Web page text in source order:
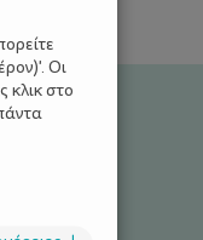
Οι
κλικ στο